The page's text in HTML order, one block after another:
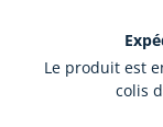
Le produit est
colis